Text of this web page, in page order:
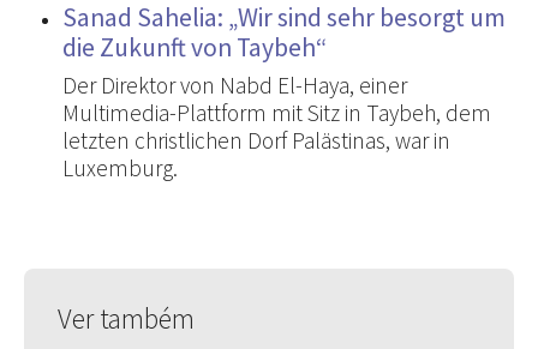
Sanad Sahelia: „Wir sind sehr besorgt um
die Zukunft von Taybeh“
Der Direktor von Nabd El-Haya, einer
Multimedia-Plattform mit Sitz in Taybeh, dem
letzten christlichen Dorf Palästinas, war in
Luxemburg.
Ver também